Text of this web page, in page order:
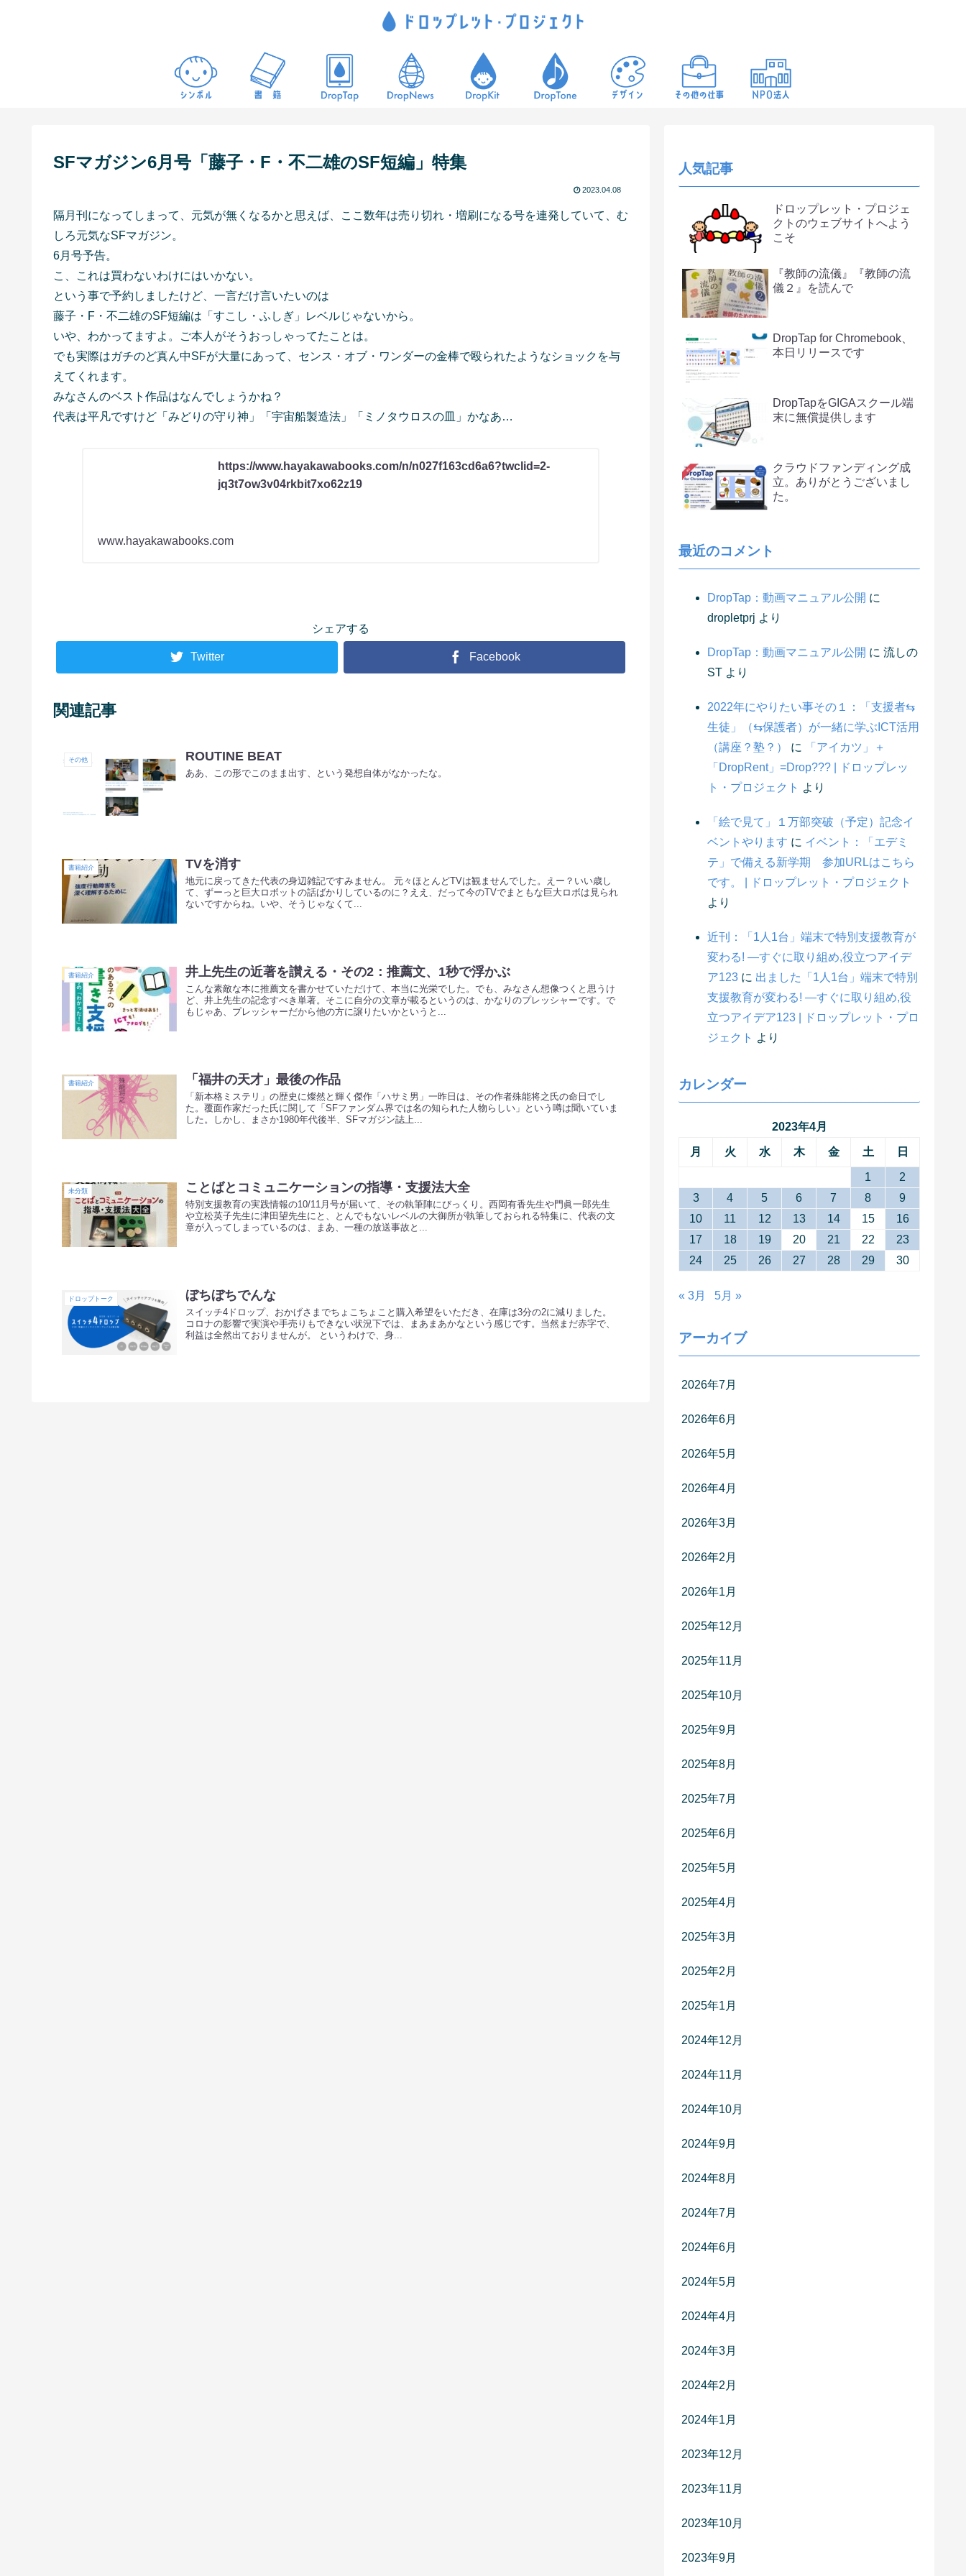
SFマガジン6月号「藤子・F・不二雄のSF短編」特集
2023.04.08
隔月刊になってしまって、元気が無くなるかと思えば、ここ数年は売り切れ・増刷になる号を連発していて、む
しろ元気なSFマガジン。
6月号予告。
こ、これは買わないわけにはいかない。
という事で予約しましたけど、一言だけ言いたいのは
藤子・F・不二雄のSF短編は「すこし・ふしぎ」レベルじゃないから。
いや、わかってますよ。ご本人がそうおっしゃってたことは。
でも実際はガチのど真ん中SFが大量にあって、センス・オブ・ワンダーの金棒で殴られたようなショックを与
えてくれます。
みなさんのベスト作品はなんでしょうかね？
代表は平凡ですけど「みどりの守り神」「宇宙船製造法」「ミノタウロスの皿」かなあ…
https://www.hayakawabooks.com/n/n027f163cd6a6?twclid=2-
jq3t7ow3v04rkbit7xo62z19
www.hayakawabooks.com
シェアする
Twitter Facebook
関連記事
その他 ROUTINE BEAT
ああ、この形でこのまま出す、という発想自体がなかったな。
書籍紹介 TVを消す
地元に戻ってきた代表の身辺雑記ですみません。 元々ほとんどTVは観ませんでした。えー？いい歳し
て、ずーっと巨大ロボットの話ばかりしているのに？ええ、だって今のTVでまともな巨大ロボは見られ
ないですからね。いや、そうじゃなくて...
書籍紹介 井上先生の近著を讃える・その2：推薦文、1秒で浮かぶ
こんな素敵な本に推薦文を書かせていただけて、本当に光栄でした。でも、みなさん想像つくと思うけ
ど、井上先生の記念すべき単著。そこに自分の文章が載るというのは、かなりのプレッシャーです。で
もじゃあ、プレッシャーだから他の方に譲りたいかというと...
書籍紹介 「福井の天才」最後の作品
「新本格ミステリ」の歴史に燦然と輝く傑作「ハサミ男」一昨日は、その作者殊能将之氏の命日でし
た。覆面作家だった氏に関して「SFファンダム界では名の知られた人物らしい」という噂は聞いていま
した。しかし、まさか1980年代後半、SFマガジン誌上...
未分類 ことばとコミュニケーションの指導・支援法大全
特別支援教育の実践情報の10/11月号が届いて、その執筆陣にびっくり。西岡有香先生や門眞一郎先生
や立松英子先生に津田望先生にと、とんでもないレベルの大御所が執筆しておられる特集に、代表の文
章が入ってしまっているのは、まあ、一種の放送事故と...
ドロップトーク ぼちぼちでんな
スイッチ4ドロップ、おかげさまでちょこちょこと購入希望をいただき、在庫は3分の2に減りました。
コロナの影響で実演や手売りもできない状況下では、まあまあかなという感じです。当然まだ赤字で、
利益は全然出ておりませんが。 というわけで、身...
人気記事
ドロップレット・プロジェ
クトのウェブサイトへよう
こそ
『教師の流儀』『教師の流
儀２』を読んで
DropTap for Chromebook、
本日リリースです
DropTapをGIGAスクール端
末に無償提供します
クラウドファンディング成
立。ありがとうございまし
た。
最近のコメント
DropTap：動画マニュアル公開 に
dropletprj より
DropTap：動画マニュアル公開 に 流しの
ST より
2022年にやりたい事その１：「支援者⇆
生徒」（⇆保護者）が一緒に学ぶICT活用
（講座？塾？）
に
「アイカツ」＋
「DropRent」=Drop??? | ドロップレッ
ト・プロジェクト より
「絵で見て」１万部突破（予定）記念イ
ベントやります に イベント：「エデミ
テ」で備える新学期 参加URLはこちら
です。 | ドロップレット・プロジェクト
より
近刊：「1人1台」端末で特別支援教育が
変わる! ―すぐに取り組め,役立つアイデ
ア123 に 出ました「1人1台」端末で特別
支援教育が変わる! ―すぐに取り組め,役
立つアイデア123 | ドロップレット・プロ
ジェクト より
カレンダー
2023年4月
月 火 水 木 金 土 日
1
2
3
4 5 6 7 8
9
10
11 12 13 14 15
16
17
18 19 20 21 22
23
24
25 26 27 28 29 30
« 3月 5月 »
アーカイブ
2026年7月
2026年6月
2026年5月
2026年4月
2026年3月
2026年2月
2026年1月
2025年12月
2025年11月
2025年10月
2025年9月
2025年8月
2025年7月
2025年6月
2025年5月
2025年4月
2025年3月
2025年2月
2025年1月
2024年12月
2024年11月
2024年10月
2024年9月
2024年8月
2024年7月
2024年6月
2024年5月
2024年4月
2024年3月
2024年2月
2024年1月
2023年12月
2023年11月
2023年10月
2023年9月